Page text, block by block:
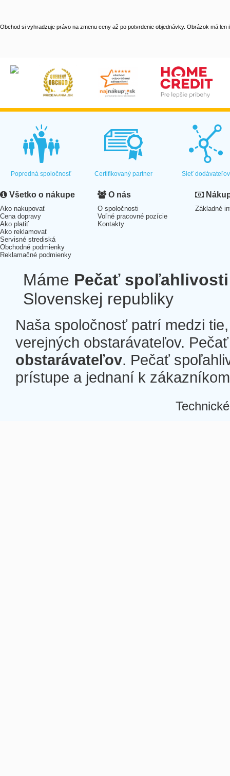
Obchod si vyhradzuje právo na zmenu ceny až po potvrdenie objednávky. Obrázok má len
Popredná spoločnosť Certifikovaný partner Sieť dodávateľov
Všetko o nákupe
Ako nakupovať
Cena dopravy
Ako platiť
Ako reklamovať
Servisné strediská
Obchodné podmienky
Reklamačné podmienky
O nás
O spoločnosti
Voľné pracovné pozície
Kontakty
Základné
Máme Pečať spoľahlivosti
Slovenskej republiky
Naša spoločnosť patrí medzi
verejných obstarávateľov.
obstarávateľov. Pečať
prístupe a jednaní k